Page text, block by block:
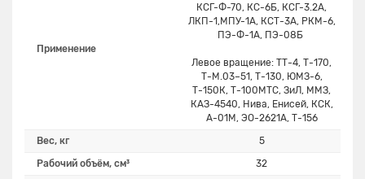
Применение
КСГ-Ф-70, КС-6Б, КСГ-3.2А,
ЛКП-1,МПУ-1А, КСТ-3А, РКМ-6,
ПЭ-Ф-1А, ПЭ-08Б
Левое вращение: ТТ-4, Т-170,
Т-М.03–51, Т-130, ЮМЗ-6,
Т-150К, Т-100МТС, ЗиЛ, ММЗ,
КАЗ-4540, Нива, Енисей, КСК,
А-01М, ЭО-2621А, Т-156
Вес, кг
5
Рабочий объём, см³
32